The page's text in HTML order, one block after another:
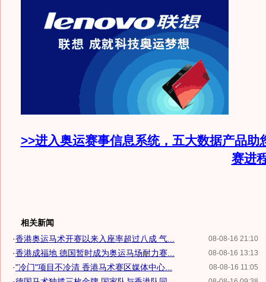
>>进入奥运赛事信息系统，五大数据产品助
赛进
相关新闻
08-08-16 21:10
·香港奥运马术开赛以来入座率超过八成 气...
08-08-16 13:13
·香港成福地 德国暂时成为奥运马场耐力赛...
08-08-16 11:05
·"冷门"项目不冷清 香港马术赛区媒体中心...